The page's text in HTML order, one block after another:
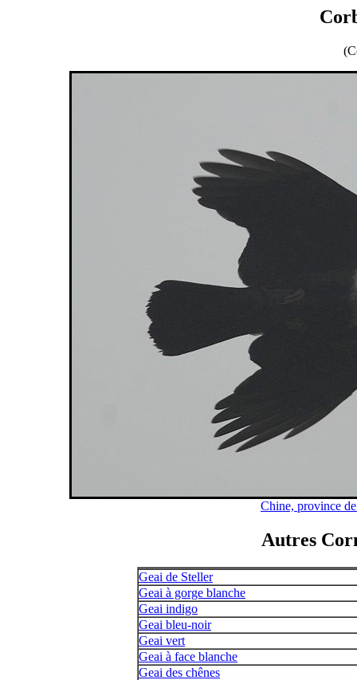
Chine, province
Autres
Geai de Steller
Geai à gorge blanche
Geai indigo
Geai bleu-noir
Geai vert
Geai à face blanche
Geai des chênes